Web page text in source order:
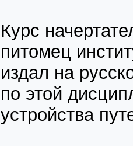
Курс
питомец
издал на
по этой
устройства